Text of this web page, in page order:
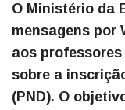
O Ministério da
mensagens por
aos
sobre a
(PND). O